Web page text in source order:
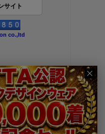
サイト
co.,ltd